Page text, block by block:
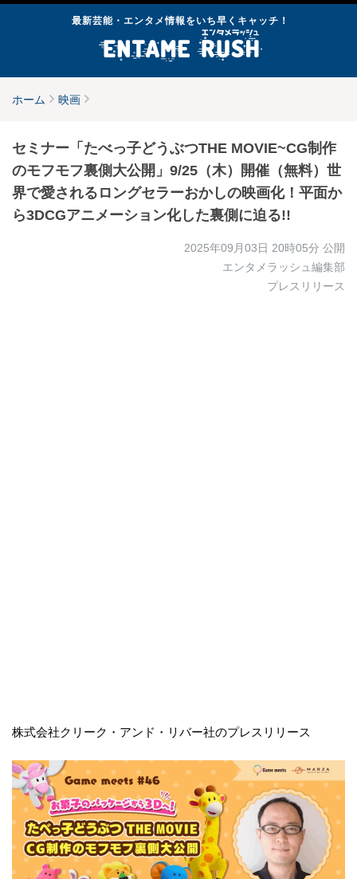
最新芸能・エンタメ情報をいち早くキャッチ！
ホーム 映画
セミナー「たべっ子どうぶつTHE MOVIE~CG制作
のモフモフ裏側大公開」9/25（木）開催（無料）世
界で愛されるロングセラーおかしの映画化！平面か
ら3DCGアニメーション化した裏側に迫る!!
2025年09月03日 20時05分 公開
エンタメラッシュ編集部
プレスリリース
株式会社クリーク・アンド・リバー社のプレスリリース